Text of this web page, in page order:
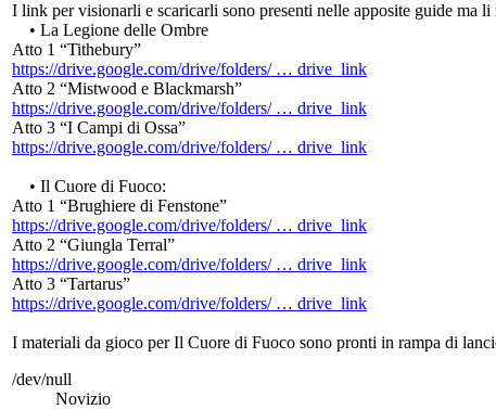
I link per visionarli e scaricarli sono presenti nelle apposite guide ma
• La Legione delle Ombre
Atto 1 “Tithebury”
https://drive.google.com/drive/folders/ … drive_link
Atto 2 “Mistwood e Blackmarsh”
https://drive.google.com/drive/folders/ … drive_link
Atto 3 “I Campi di Ossa”
https://drive.google.com/drive/folders/ … drive_link
• Il Cuore di Fuoco:
Atto 1 “Brughiere di Fenstone”
https://drive.google.com/drive/folders/ … drive_link
Atto 2 “Giungla Terral”
https://drive.google.com/drive/folders/ … drive_link
Atto 3 “Tartarus”
https://drive.google.com/drive/folders/ … drive_link
I materiali da gioco per Il Cuore di Fuoco sono pronti in rampa di
/dev/null
Novizio